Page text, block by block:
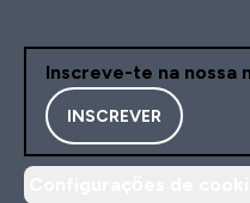
Inscreve-te na nossa
INSCREVER